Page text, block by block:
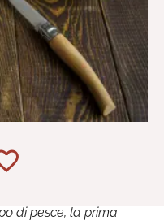
di pesce, la prima